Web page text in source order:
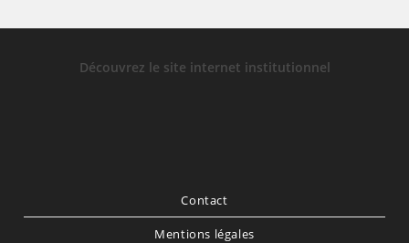
Découvrez le site internet institutionnel
Contact
Mentions légales